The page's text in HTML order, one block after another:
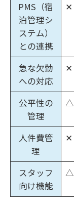
PMS（宿
泊管理シ
ステム）
との連携
✕
急な欠勤
への対応
✕
公平性の
管理
△
人件費管
理
✕
スタッフ
向け機能
△